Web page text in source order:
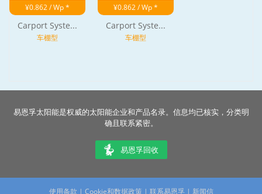
¥0.862 / Wp *
Carport Syste...
车棚型
¥0.862 / Wp *
Carport Syste...
车棚型
易恩孚太阳能是权威的太阳能企业和产品名录。信息均已核实，分类明
确且联系紧密。
易恩孚回收
使用条款 | Cookie和数据政策| 联系易恩孚 | 新闻信